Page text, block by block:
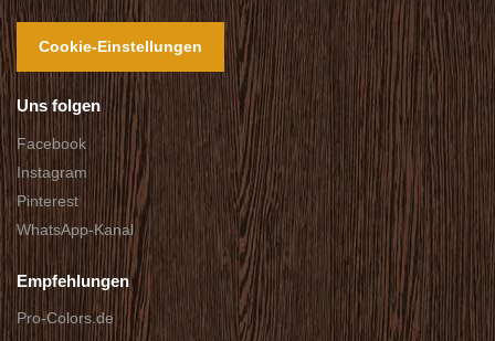
Cookie-Einstellungen
Uns folgen
Facebook
Instagram
Pinterest
WhatsApp-Kanal
Empfehlungen
Pro-Colors.de